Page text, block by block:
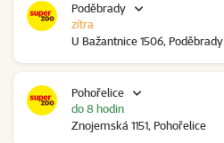
Poděbrady
U Bažantnice 1506, Poděbrady
zítra
Pohořelice
Znojemská 1151, Pohořelice
do 8 hodin